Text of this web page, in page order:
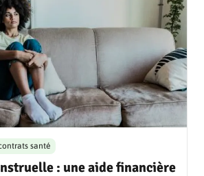
: une aide financière
santé